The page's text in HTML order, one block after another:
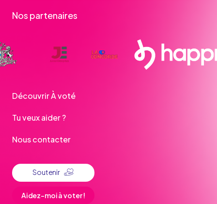
Nos partenaires
Découvrir À voté
Tu veux aider ?
Nous contacter
Soutenir
Aidez-moi à voter !